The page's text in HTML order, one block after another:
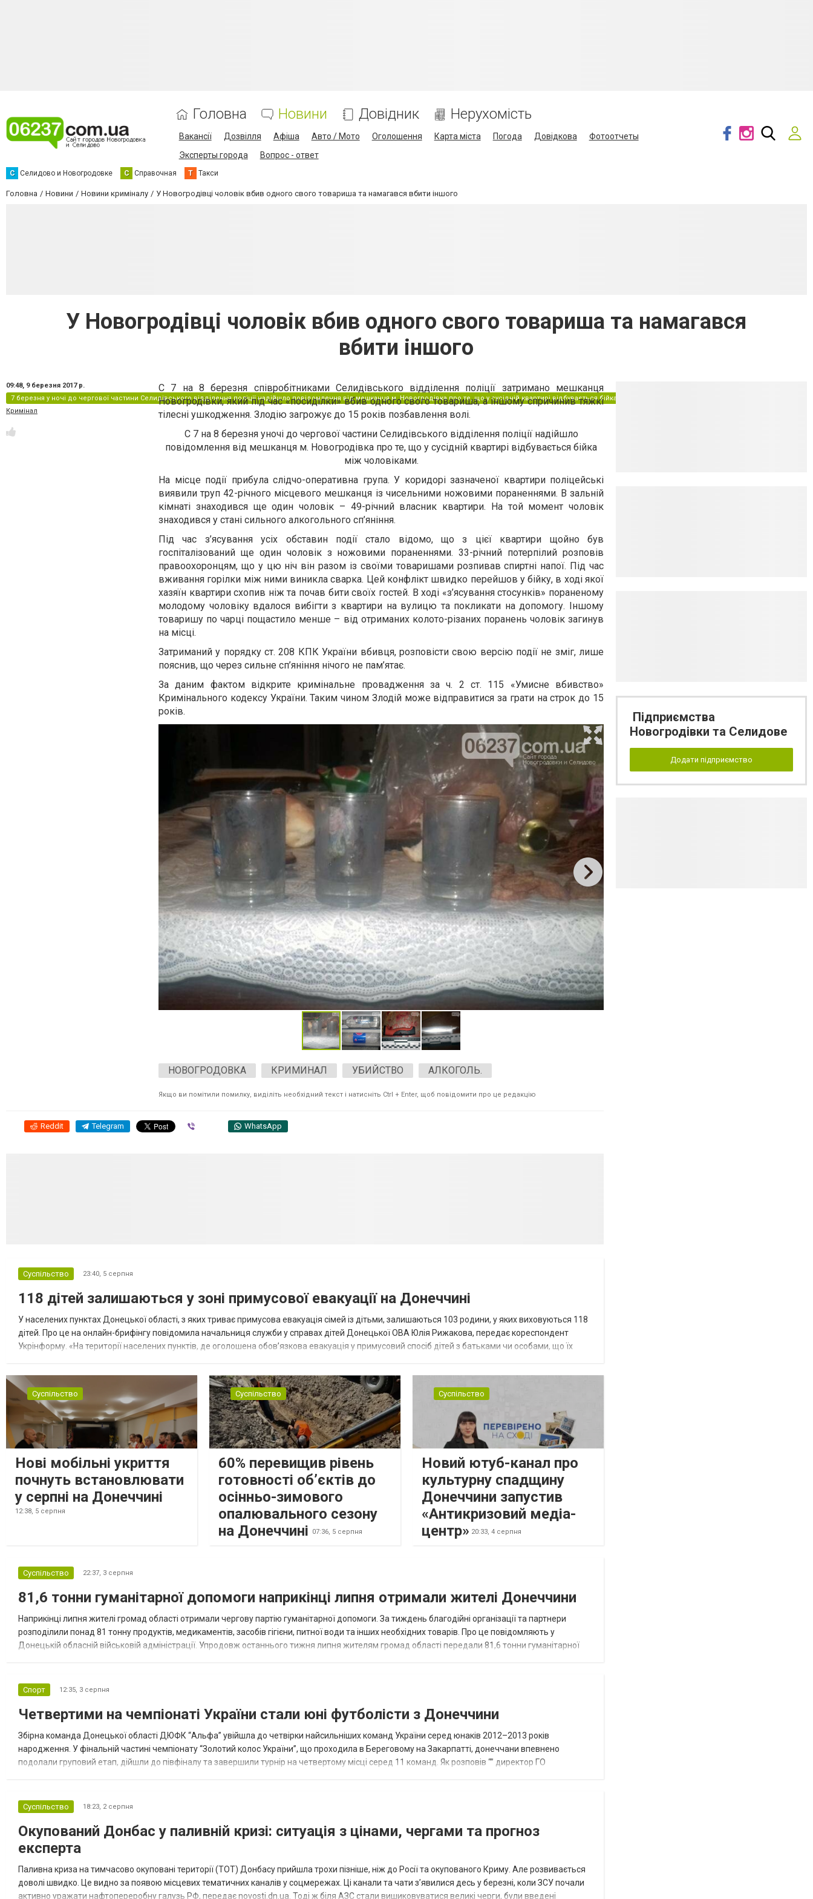
Головна Новини Довідник Нерухомість
Вакансії Дозвілля Афіша Авто / Мото Оголошення Карта міста Погода Довідкова
Фотоотчеты
Эксперты города
Вопрос - ответ
С Селидово и Новогродовке С Справочная Т Такси
Головна Новини Новини криміналу У Новогродівці чоловік вбив одного свого товариша та намагався вбити іншого
У Новогродівці чоловік вбив одного свого товариша та намагався
вбити іншого
09:48, 9 березня 2017 р.
7 березня у ночі до чергової частини Селидівського відділення поліції надійшло повідомлення від мешканця м. Новогродівка про те, що у сусідній квартирі відбувається бійка між чоловіками.
Кримінал
С 7 на 8 березня співробітниками Селидівського відділення поліції затримано мешканця
Новогродівки, який під час «посиділки» вбив одного свого товариша, а іншому спричинив тяжкі
тілесні ушкодження. Злодію загрожує до 15 років позбавлення волі.
С 7 на 8 березня уночі до чергової частини Селидівського відділення поліції надійшло
повідомлення від мешканця м. Новогродівка про те, що у сусідній квартирі відбувається бійка
між чоловіками.
На місце події прибула слідчо-оперативна група. У коридорі зазначеної квартири поліцейські
виявили труп 42-річного місцевого мешканця із чисельними ножовими пораненнями. В зальній
кімнаті знаходився ще один чоловік – 49-річний власник квартири. На той момент чоловік
знаходився у стані сильного алкогольного сп’яніння.
Під час з’ясування усіх обставин події стало відомо, що з цієї квартири щойно був
госпіталізований ще один чоловік з ножовими пораненнями. 33-річний потерпілий розповів
правоохоронцям, що у цю ніч він разом із своїми товаришами розпивав спиртні напої. Під час
вживання горілки між ними виникла сварка. Цей конфлікт швидко перейшов у бійку, в ході якої
хазяїн квартири схопив ніж та почав бити своїх гостей. В ході «з’ясування стосунків» пораненому
молодому чоловіку вдалося вибігти з квартири на вулицю та покликати на допомогу. Іншому
товаришу по чарці пощастило менше – від отриманих колото-різаних поранень чоловік загинув
на місці.
Затриманий у порядку ст. 208 КПК України вбивця, розповісти свою версію події не зміг, лише
пояснив, що через сильне сп’яніння нічого не пам’ятає.
За даним фактом відкрите кримінальне провадження за ч. 2 ст. 115 «Умисне вбивство»
Кримінального кодексу України. Таким чином Злодій може відправитися за грати на строк до 15
років.
НОВОГРОДОВКА КРИМИНАЛ УБИЙСТВО АЛКОГОЛЬ.
Якщо ви помітили помилку, виділіть необхідний текст і натисніть Ctrl + Enter, щоб повідомити про це редакцію
Reddit Telegram WhatsApp
Суспільство 23:40, 5 серпня
118 дітей залишаються у зоні примусової евакуації на Донеччині
У населених пунктах Донецької області, з яких триває примусова евакуація сімей із дітьми, залишаються 103 родини, у яких виховуються 118
дітей. Про це на онлайн-брифінгу повідомила начальниця служби у справах дітей Донецької ОВА Юлія Рижакова, передає кореспондент
Укрінформу. «На території населених пунктів, де оголошена обов’язкова евакуація у примусовий спосіб дітей з батьками чи особами, що їх
Суспільство
Нові мобільні укриття
почнуть встановлювати
у серпні на Донеччині
12:38, 5 серпня
Суспільство
60% перевищив рівень
готовності об’єктів до
осінньо-зимового
опалювального сезону
на Донеччині
07:36, 5 серпня
Суспільство
Новий ютуб-канал про
культурну спадщину
Донеччини запустив
«Антикризовий медіа-
центр» 20:33, 4 серпня
Суспільство 22:37, 3 серпня
81,6 тонни гуманітарної допомоги наприкінці липня отримали жителі Донеччини
Наприкінці липня жителі громад області отримали чергову партію гуманітарної допомоги. За тиждень благодійні організації та партнери
розподілили понад 81 тонну продуктів, медикаментів, засобів гігієни, питної води та інших необхідних товарів. Про це повідомляють у
Донецькій обласній військовій адміністрації. Упродовж останнього тижня липня жителям громад області передали 81,6 тонни гуманітарної
Спорт 12:35, 3 серпня
Четвертими на чемпіонаті України стали юні футболісти з Донеччини
Збірна команда Донецької області ДЮФК “Альфа” увійшла до четвірки найсильніших команд України серед юнаків 2012–2013 років
народження. У фінальній частині чемпіонату “Золотий колос України”, що проходила в Береговому на Закарпатті, донеччани впевнено
подолали груповий етап, дійшли до півфіналу та завершили турнір на четвертому місці серед 11 команд. Як розповів “” директор ГО
Суспільство 18:23, 2 серпня
Окупований Донбас у паливній кризі: ситуація з цінами, чергами та прогноз
експерта
Паливна криза на тимчасово окуповані території (ТОТ) Донбасу прийшла трохи пізніше, ніж до Росії та окупованого Криму. Але розвивається
доволі швидко. Це видно за появою місцевих тематичних каналів у соцмережах. Ці канали та чати з’явилися десь у березні, коли ЗСУ почали
активно уражати нафтопереробну галузь РФ, передає novosti.dn.ua. Тоді ж біля АЗС стали вишиковуватися великі черги, були введені
Підприємства
Новогродівки та Селидове
Додати підприємство